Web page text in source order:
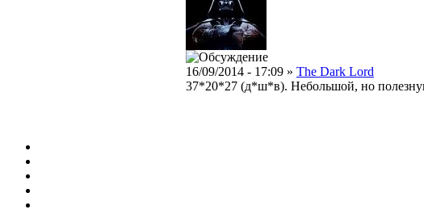
16/09/2014 - 17:09 » The Dark Lord
37*20*27 (д*ш*в). Небольшой, но